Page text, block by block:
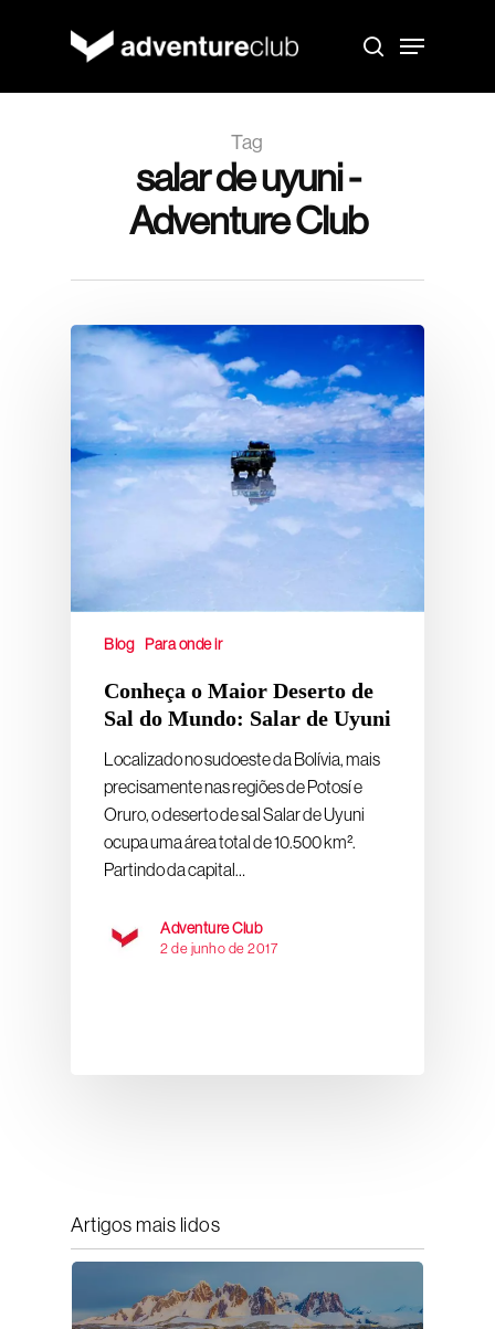
search
Menu
Tag
salar de uyuni -
Adventure Club
Blog Para onde ir
Conheça o Maior Deserto de
Sal do Mundo: Salar de Uyuni
Localizado no sudoeste da Bolívia, mais
precisamente nas regiões de Potosí e
Oruro, o deserto de sal Salar de Uyuni
ocupa uma área total de 10.500 km².
Partindo da capital…
Adventure Club
2 de junho de 2017
Artigos mais lidos